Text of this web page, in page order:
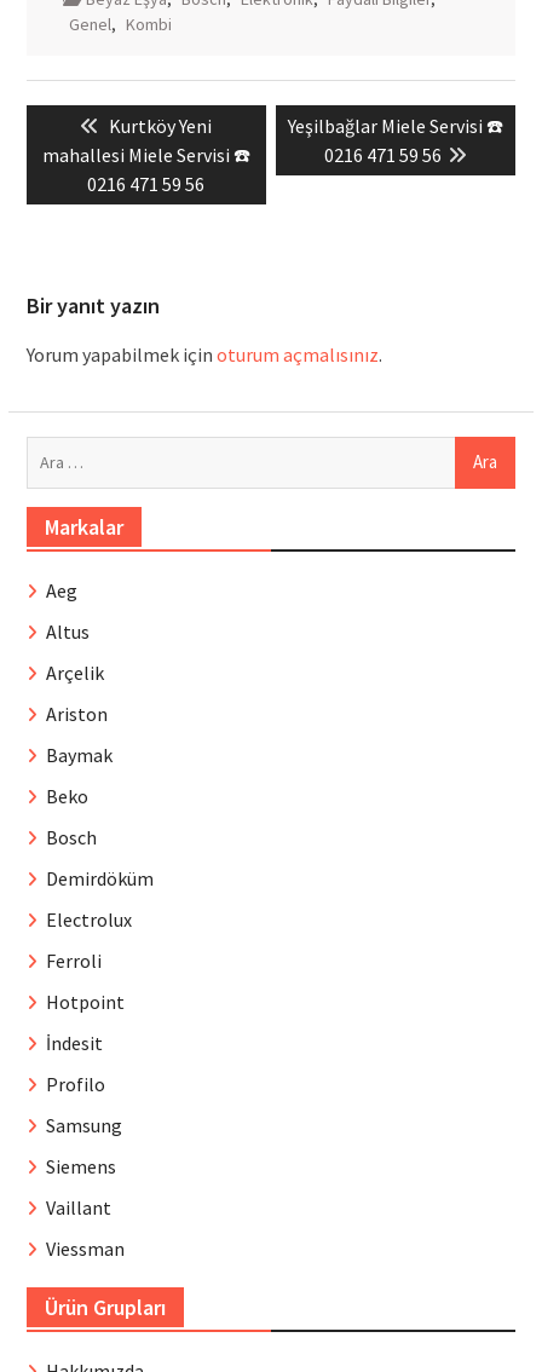
Genel, Kombi
gezinmesiPrevious
post:
Kurtköy Yeni
mahallesi Miele Servisi ☎️
0216 471 59 56
Next
post:
Yeşilbağlar Miele Servisi ☎️
0216 471 59 56
Bir yanıt yazın
Yorum yapabilmek için oturum açmalısınız.
Markalar
Aeg
Altus
Arçelik
Ariston
Baymak
Beko
Bosch
Demirdöküm
Electrolux
Ferroli
Hotpoint
İndesit
Profilo
Samsung
Siemens
Vaillant
Viessman
Ürün Grupları